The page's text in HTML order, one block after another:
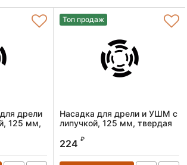
дрели
125 мм,
Топ продаж
Насадка для дрели и УШМ с
липучкой, 125 мм, твердая
Артикул:
224 ₽